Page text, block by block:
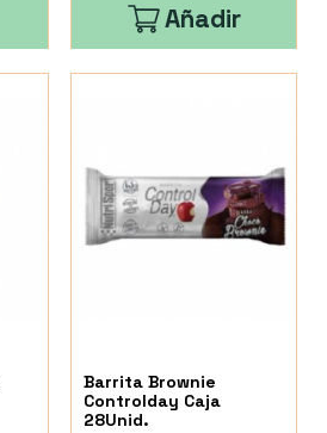
Añadir
Barrita Brownie
Controlday Caja
28Unid.